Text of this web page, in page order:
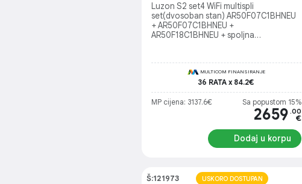
Luzon S2 set4 WiFi multispli
set(dvosoban stan) AR50F07C1BHNEU
+ AR50F07C1BHNEU +
AR50F18C1BHNEU + spoljna
Dnevna preko 35m2
MULTICOM FINANSIRANJE
36 RATA x 84.2€
MP cijena: 3137.6€ Sa popustom 15%
2659 .00
€
Dodaj u korpu
Š:121973 USKORO DOSTUPAN